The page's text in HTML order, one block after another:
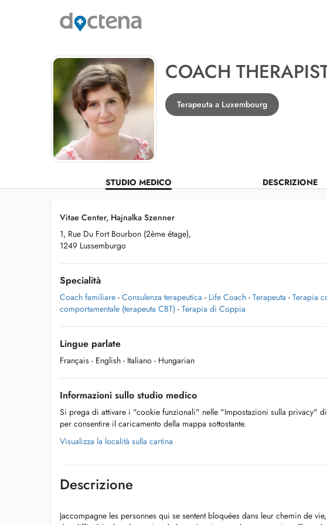
COACH
Terapeuta a Luxembourg
STUDIO MEDICO DESCRIZIONE
Vitae Center, Hajnalka Szenner
1, Rue Du Fort Bourbon (2ème étage),
1249 Lussemburgo
Specialità
Coach familiare - Consulenza terapeutica - Life Coach - Terapeuta - Terapia
comportamentale (terapeuta CBT) - Terapia di Coppia
Lingue parlate
Français - English - Italiano - Hungarian
Informazioni sullo studio medico
Si prega di attivare i "cookie funzionali" nelle "Impostazioni sulla privacy"
per consentire il caricamento della mappa sottostante.
Visualizza la località sulla cartina
Descrizione
Jaccompagne les personnes qui se sentent bloquées dans leur chemin de